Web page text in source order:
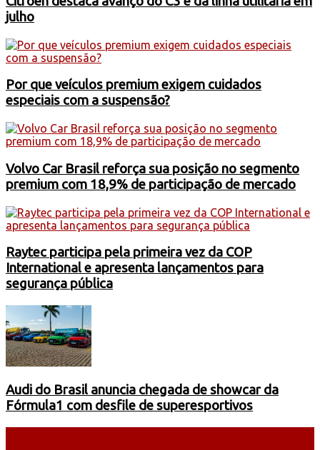
julho
Por que veículos premium exigem cuidados
especiais com a suspensão?
Volvo Car Brasil reforça sua posição no segmento
premium com 18,9% de participação de mercado
Raytec participa pela primeira vez da COP
International e apresenta lançamentos para
segurança pública
Audi do Brasil anuncia chegada de showcar da
Fórmula1 com desfile de superesportivos